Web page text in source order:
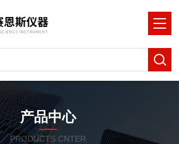
产品中心
PRODUCTS CNTER